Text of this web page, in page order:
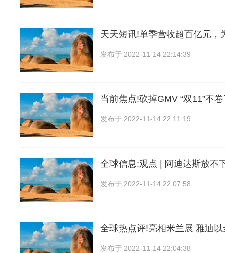
天天短讯!单季营收超百亿元，
发布于 2022-11-14 22:14:39
当前焦点!砍掉GMV “双11”不
发布于 2022-11-14 22:11:19
全球信息:观点 | 阿迪达斯放不
发布于 2022-11-14 22:07:58
全球热点评!亮相米兰展 雅迪
发布于 2022-11-14 22:04:38